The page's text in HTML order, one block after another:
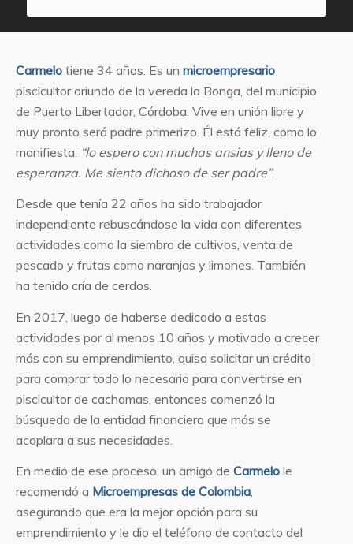
Carmelo tiene 34 años. Es un microempresario
piscicultor oriundo de la vereda la Bonga, del municipio
de Puerto Libertador, Córdoba. Vive en unión libre y
muy pronto será padre primerizo. Él está feliz, como lo
manifiesta: “lo espero con muchas ansias y lleno de
esperanza. Me siento dichoso de ser padre”.
Desde que tenía 22 años ha sido trabajador
independiente rebuscándose la vida con diferentes
actividades como la siembra de cultivos, venta de
pescado y frutas como naranjas y limones. También
ha tenido cría de cerdos.
En 2017, luego de haberse dedicado a estas
actividades por al menos 10 años y motivado a crecer
más con su emprendimiento, quiso solicitar un crédito
para comprar todo lo necesario para convertirse en
piscicultor de cachamas, entonces comenzó la
búsqueda de la entidad financiera que más se
acoplara a sus necesidades.
En medio de ese proceso, un amigo de Carmelo le
recomendó a Microempresas de Colombia,
asegurando que era la mejor opción para su
emprendimiento y le dio el teléfono de contacto del